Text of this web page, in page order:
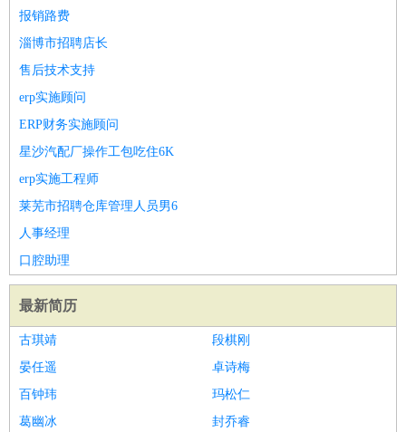
报销路费
淄博市招聘店长
售后技术支持
erp实施顾问
ERP财务实施顾问
星沙汽配厂操作工包吃住6K
erp实施工程师
莱芜市招聘仓库管理人员男6
人事经理
口腔助理
最新简历
古琪靖
段棋刚
晏任遥
卓诗梅
百钟玮
玛松仁
葛幽冰
封乔睿